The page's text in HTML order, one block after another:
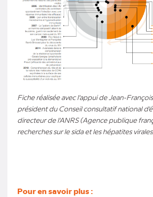
Fiche réalisée avec l'appui de Jean-
président du Conseil consultatif national
directeur de l'ANRS (Agence publique
recherches sur le sida et les hépatites
Pour en savoir plus: